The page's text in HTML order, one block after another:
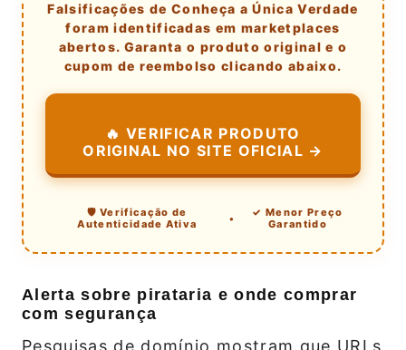
Falsificações de Conheça a Única Verdade
foram identificadas em marketplaces
abertos. Garanta o produto original e o
cupom de reembolso clicando abaixo.
🔥 VERIFICAR PRODUTO
ORIGINAL NO SITE OFICIAL →
🛡️ Verificação de
Autenticidade Ativa
•
✓ Menor Preço
Garantido
Alerta sobre pirataria e onde comprar
com segurança
Pesquisas de domínio mostram que URLs